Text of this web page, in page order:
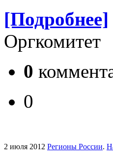
[Подробнее]
Оргкомитет
0
0
2 июля 2012 Регионы России.